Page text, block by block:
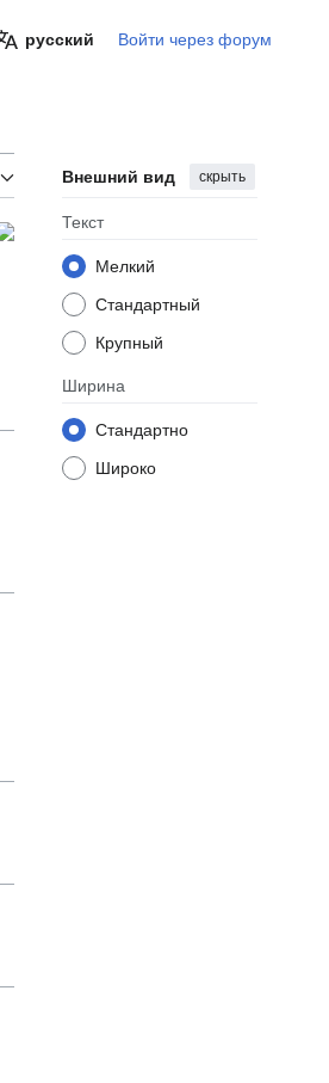
русский Войти через форум
Внешний вид скрыть
Текст
Мелкий
Стандартный
Крупный
Ширина
Стандартно
Широко